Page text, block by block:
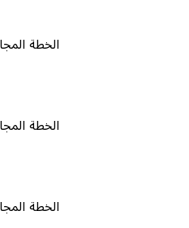
الخطة المجانية ٠
الخطة المجانية ٠
الخطة المجانية ٠